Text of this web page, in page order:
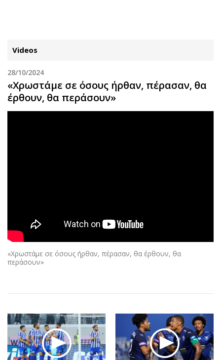
ΚΑΤΗΓΟΡΙΕΣ ΣΥΝΔΕΣΗ
Κύπρος
Αθλητισμός
Κύπρος
Ελλάδα
Οικονομία
Real Estate
Επιχειρήσεις
Geek
Νέα
Κινητά-tablets
Πολιτική
Οικονομία
Γενικά
Videos
28/10/2024
«Χρωστάμε σε όσους ήρθαν, πέρασαν, θα
έρθουν, θα περάσουν»
«Χρωστάμε σε όσους ήρθαν, πέρασαν, θα έρθουν, θα
περάσουν»